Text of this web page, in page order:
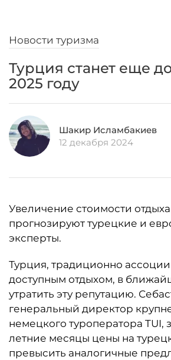
Новости туризма
Турция станет еще
2025 году
Шакир Исламбакиев
12 декабря 2024
Увеличение стоимости
прогнозируют турецкие и
эксперты.
Турция, традиционно
доступным отдыхом, в
утратить эту репутацию.
генеральный директор
немецкого туроператора TUI,
летние месяцы цены на
превысить аналогичные